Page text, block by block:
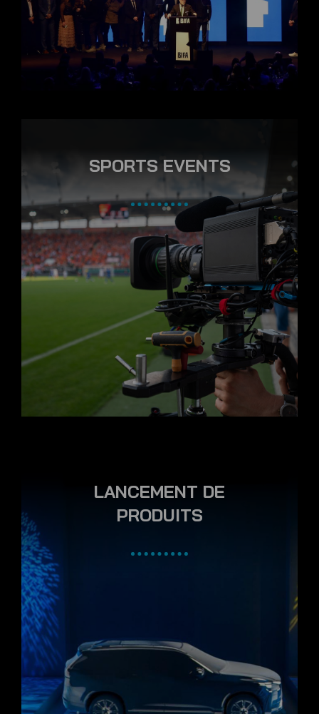
SPORTS EVENTS
LANCEMENT DE
PRODUITS